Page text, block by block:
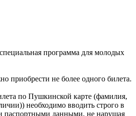
программа для молодых
приобрести не более одного билета.
по Пушкинской карте (фамилия,
необходимо вводить строго в
паспортными данными, не нарушая